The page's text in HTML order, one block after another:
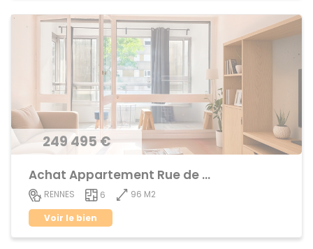
249 495 €
Achat Appartement Rue de Nantes
RENNES 6
96 M2
Voir le bien